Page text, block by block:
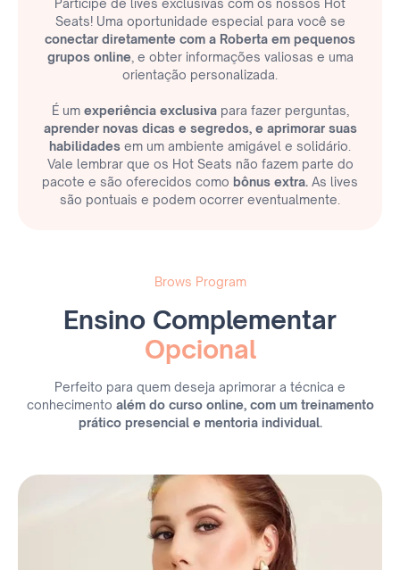
Seats! Uma oportunidade especial para você se
conectar diretamente com a Roberta em pequenos
grupos online , e obter informações valiosas e uma
orientação personalizada.
É um experiência exclusiva para fazer perguntas,
aprender novas dicas e segredos, e aprimorar suas
habilidades em um ambiente amigável e solidário.
Vale lembrar que os Hot Seats não fazem parte do
pacote e são oferecidos como bônus extra. As lives
são pontuais e podem ocorrer eventualmente.
Brows Program
Ensino Complementar
Opcional
Perfeito para quem deseja aprimorar a técnica e
conhecimento além do curso online, com um treinamento
prático presencial e mentoria individual.